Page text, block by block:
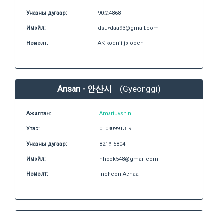
Унааны дугаар: 90오4868
Имэйл: dsuvdaa93@gmail.com
Нэмэлт: AK kodnii jolooch
Ansan - 안산시 (Gyeonggi)
Ажилтан: Amartuvshin
Утас: 01080991319
Унааны дугаар: 821라5804
Имэйл: hhook548@gmail.com
Нэмэлт: Incheon Achaa